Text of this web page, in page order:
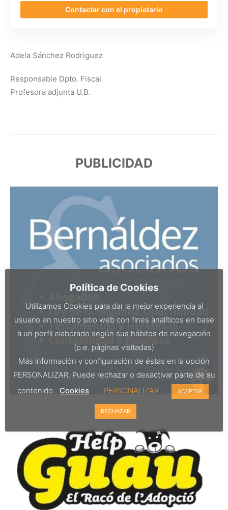
Contactar con el propietario
Adela Sánchez Rodriguez
Responsable Dpto. Fiscal
Profesora adjunta U.B.
PUBLICIDAD
Política de Cookies
Utilizamos Cookies para dar la mejor experiencia al
usuario en nuestro sitio web con fines analíticos en base
a un perfil elaborado según sus hábitos de navegación
(p.e. páginas visitadas)
Más información y configuración de éstas en la opción
PERSONALIZAR. Puede rechazar o desactivar parte de su
contenido. Cookies PERSONALIZAR ACEPTAR
RECHAZAR